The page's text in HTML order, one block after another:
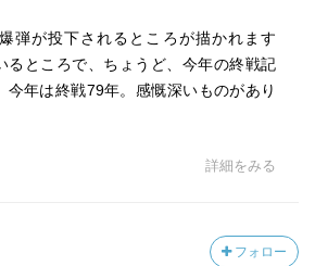
弾が投下されるところが描かれます
るところで、ちょうど、今年の終戦記
今年は終戦79年。感慨深いものがあり
詳細をみる
フォロー